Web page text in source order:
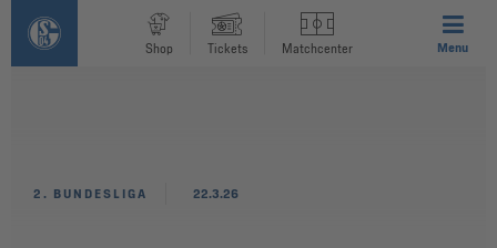
Shop Tickets Matchcenter Menu
2. BUNDESLIGA 22.3.26